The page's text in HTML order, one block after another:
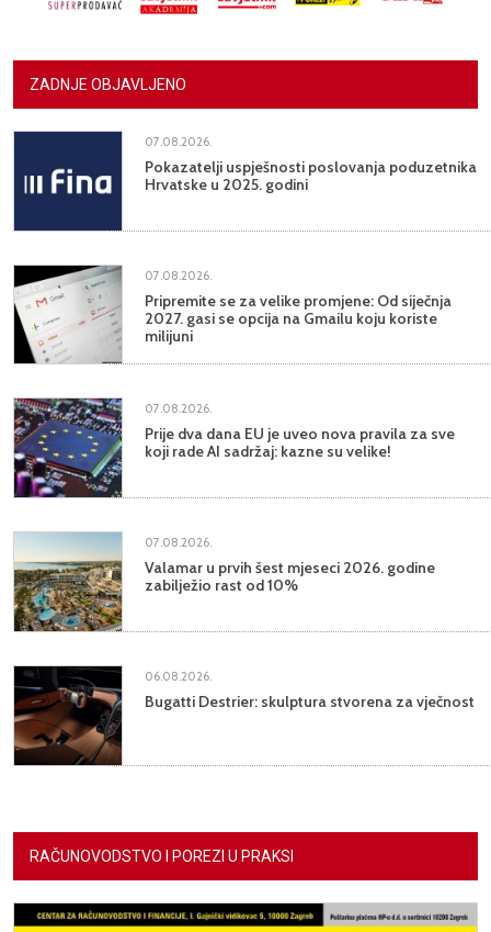
ZADNJE OBJAVLJENO
07.08.2026.
Pokazatelji uspješnosti poslovanja poduzetnika
Hrvatske u 2025. godini
07.08.2026.
Pripremite se za velike promjene: Od siječnja
2027. gasi se opcija na Gmailu koju koriste
milijuni
07.08.2026.
Prije dva dana EU je uveo nova pravila za sve
koji rade AI sadržaj: kazne su velike!
07.08.2026.
Valamar u prvih šest mjeseci 2026. godine
zabilježio rast od 10%
06.08.2026.
Bugatti Destrier: skulptura stvorena za vječnost
RAČUNOVODSTVO I POREZI U PRAKSI